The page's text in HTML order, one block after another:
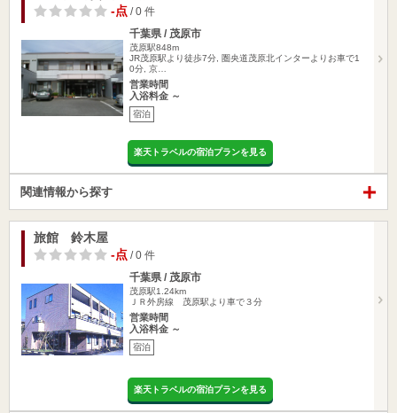
-点 / 0 件
千葉県 / 茂原市
茂原駅848m
JR茂原駅より徒歩7分, 圏央道茂原北インターよりお車で1
0分, 京…
営業時間
入浴料金 ～
宿泊
楽天トラベルの宿泊プランを見る
関連情報から探す
旅館 鈴木屋
-点 / 0 件
千葉県 / 茂原市
茂原駅1.24km
ＪＲ外房線 茂原駅より車で３分
営業時間
入浴料金 ～
宿泊
楽天トラベルの宿泊プランを見る